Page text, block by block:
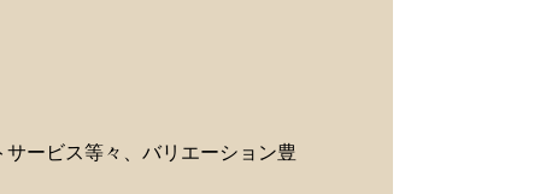
ービス等々、バリエーション豊